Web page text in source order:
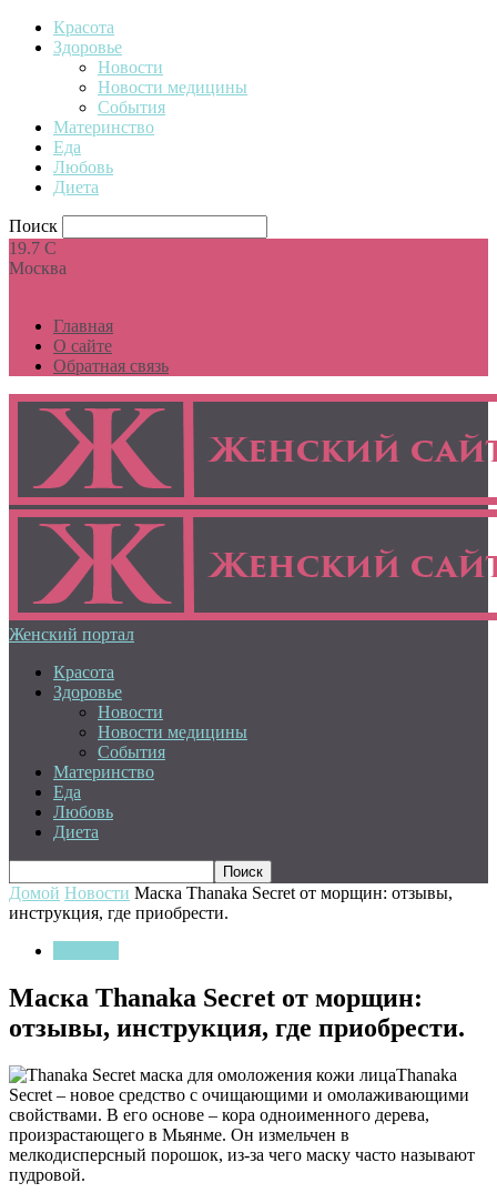
Красота
Здоровье
Новости
Новости медицины
События
Материнство
Еда
Любовь
Диета
Поиск
19.7 C
Москва
Главная
О сайте
Обратная связь
Женский портал
Красота
Здоровье
Новости
Новости медицины
События
Материнство
Еда
Любовь
Диета
Домой Новости Маска Thanaka Secret от морщин: отзывы,
инструкция, где приобрести.
Маска Thanaka Secret от морщин:
отзывы, инструкция, где приобрести.
Thanaka
Secret – новое средство с очищающими и омолаживающими
свойствами. В его основе – кора одноименного дерева,
произрастающего в Мьянме. Он измельчен в
мелкодисперсный порошок, из-за чего маску часто называют
пудровой.